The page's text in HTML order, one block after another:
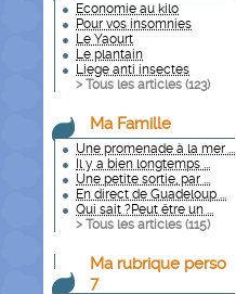
Economie au kilo
Pour vos insomnies
Le Yaourt
Le plantain
Liege anti insectes
> Tous les articles (123)
Ma Famille
Une promenade à la mer ...
Il y a bien longtemps ...
Une petite sortie, par ...
En direct de Guadeloup ...
Qui sait ?Peut être un ...
> Tous les articles (115)
Ma rubrique perso
7